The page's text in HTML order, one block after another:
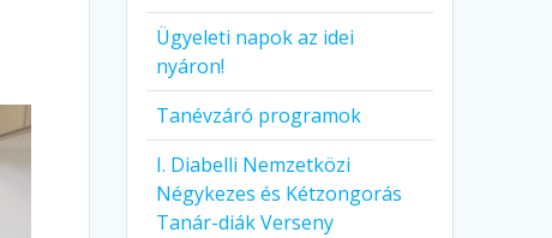
Ügyeleti napok az idei
nyáron!
Tanévzáró programok
I. Diabelli Nemzetközi
Négykezes és Kétzongorás
Tanár-diák Verseny